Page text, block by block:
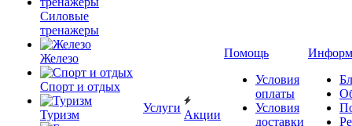
Силовые
тренажеры
Железо
Спорт и отдых
Туризм
Услуги
Акции
Помощь
Условия
оплаты
Условия
доставки